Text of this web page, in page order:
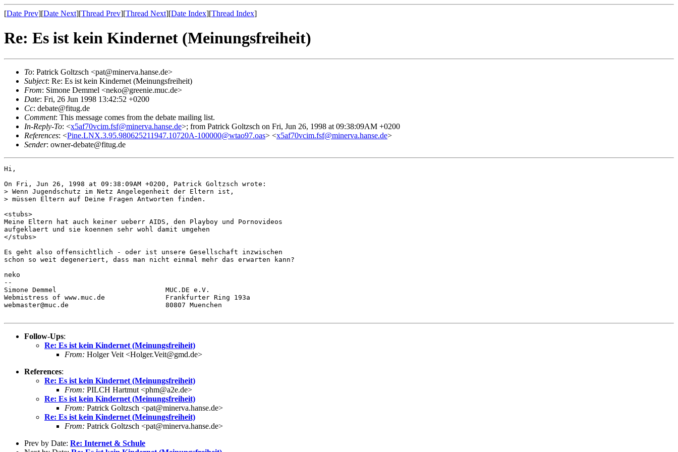
[Date Prev][Date Next][Thread Prev][Thread Next][Date Index][Thread Index]
Re: Es ist kein Kindernet (Meinungsfreiheit)
To: Patrick Goltzsch <pat@minerva.hanse.de>
Subject: Re: Es ist kein Kindernet (Meinungsfreiheit)
From: Simone Demmel <neko@greenie.muc.de>
Date: Fri, 26 Jun 1998 13:42:52 +0200
Cc: debate@fitug.de
Comment: This message comes from the debate mailing list.
In-Reply-To: <x5af70vcim.fsf@minerva.hanse.de>; from Patrick Goltzsch on Fri, Jun 26, 1998 at 09:38:09AM +0200
References: <Pine.LNX.3.95.980625211947.10720A-100000@wtao97.oas> <x5af70vcim.fsf@minerva.hanse.de>
Sender: owner-debate@fitug.de
Hi,
On Fri, Jun 26, 1998 at 09:38:09AM +0200, Patrick Goltzsch wrote:
> Wenn Jugendschutz im Netz Angelegenheit der Eltern ist,
> müssen Eltern auf Deine Fragen Antworten finden.
<stubs>
Meine Eltern hat auch keiner ueberr AIDS, den Playboy und Pornovideos
aufgeklaert und sie koennen sehr wohl damit umgehen
</stubs>
Es geht also offensichtlich - oder ist unsere Gesellschaft inzwischen
schon so weit degeneriert, dass man nicht einmal mehr das erwarten kann?
neko
--
Simone Demmel 				MUC.DE e.V.
Webmistress of www.muc.de		Frankfurter Ring 193a
webmaster@muc.de			80807 Muenchen
Follow-Ups:
Re: Es ist kein Kindernet (Meinungsfreiheit)
From: Holger Veit <Holger.Veit@gmd.de>
References:
Re: Es ist kein Kindernet (Meinungsfreiheit)
From: PILCH Hartmut <phm@a2e.de>
Re: Es ist kein Kindernet (Meinungsfreiheit)
From: Patrick Goltzsch <pat@minerva.hanse.de>
Re: Es ist kein Kindernet (Meinungsfreiheit)
From: Patrick Goltzsch <pat@minerva.hanse.de>
Prev by Date: Re: Internet & Schule